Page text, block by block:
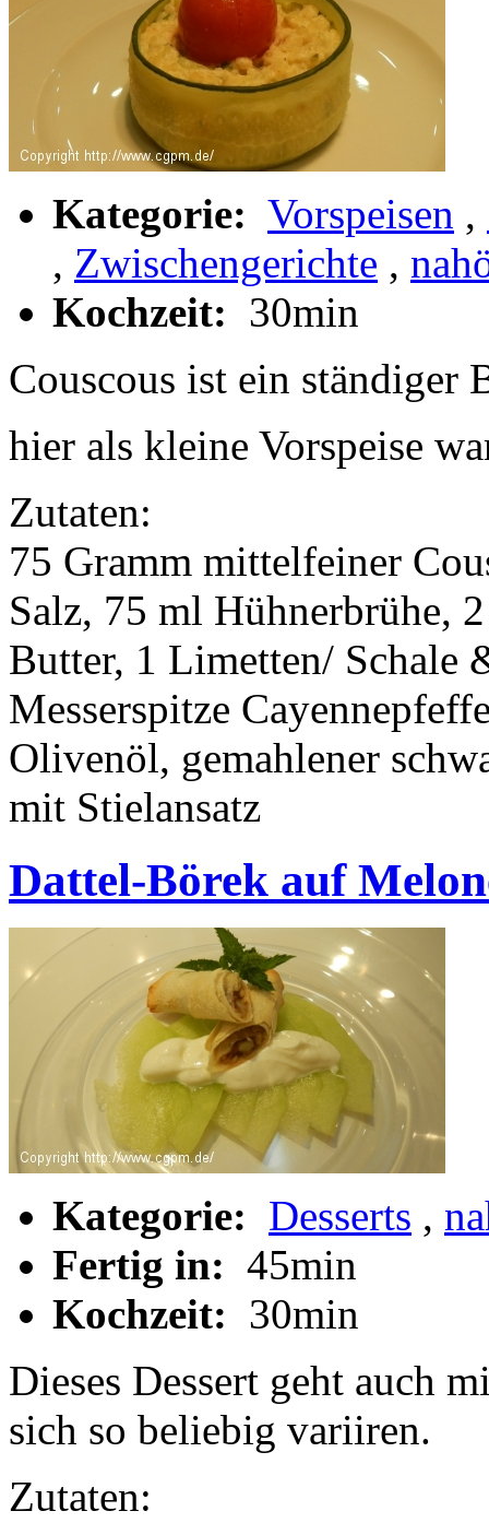
Kategorie: Vorspeisen ,
, Zwischengerichte ,
Kochzeit: 30min
Couscous ist ein ständiger
hier als kleine Vorspeise
Zutaten:
75 Gramm mittelfeiner
Salz, 75 ml Hühnerbrühe,
Butter, 1 Limetten/ Schale
Messerspitze
Olivenöl, gemahlener
mit Stielansatz
Dattel-Börek auf
Kategorie: Desserts ,
Fertig in: 45min
Kochzeit: 30min
Dieses Dessert geht auch
sich so beliebig variiren.
Zutaten: